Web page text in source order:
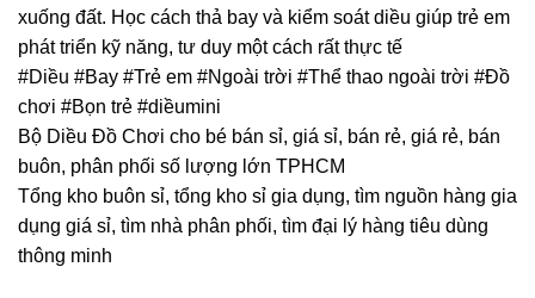
xuống đất. Học cách thả bay và kiểm soát diều giúp trẻ em
phát triển kỹ năng, tư duy một cách rất thực tế
#Diều #Bay #Trẻ em #Ngoài trời #Thể thao ngoài trời #Đồ
chơi #Bọn trẻ #diềumini
Bộ Diều Đồ Chơi cho bé bán sỉ, giá sỉ, bán rẻ, giá rẻ, bán
buôn, phân phối số lượng lớn TPHCM
Tổng kho buôn sỉ, tổng kho sỉ gia dụng, tìm nguồn hàng gia
dụng giá sỉ, tìm nhà phân phối, tìm đại lý hàng tiêu dùng
thông minh